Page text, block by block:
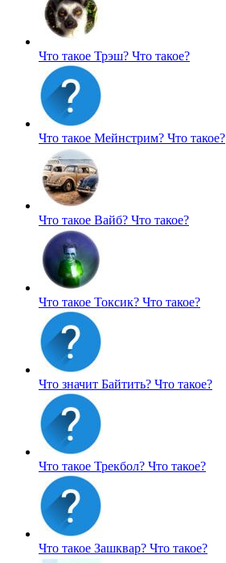
Что такое Трэш? Что такое?
Что такое Мейнстрим? Что такое?
Что такое Вайб? Что такое?
Что такое Токсик? Что такое?
Что значит Байтить? Что такое?
Что такое Трекбол? Что такое?
Что такое Зашквар? Что такое?